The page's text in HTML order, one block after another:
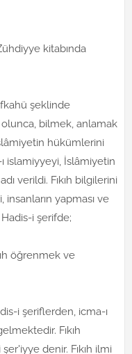
kitabında
şeklinde
bilmek, anlamak
hükümlerini
islamiyyeyi, İslâmiyetin
verildi. Fıkıh bilgilerini
insanların yapması ve
i şerifde;
öğrenmek ve
i şeriflerden, icma-ı
Fıkıh
denir. Fıkıh ilmi